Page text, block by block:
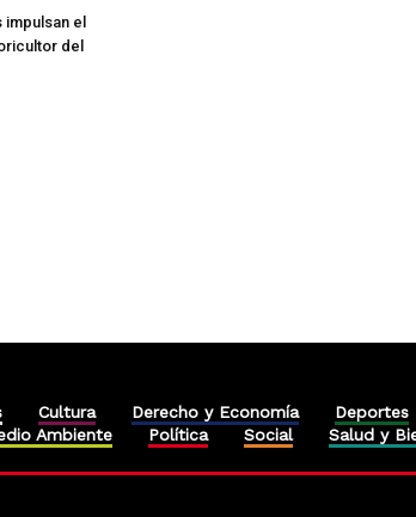
impulsan el
del
Cultura Derecho y Economía Deportes
Ambiente Política Social Salud y